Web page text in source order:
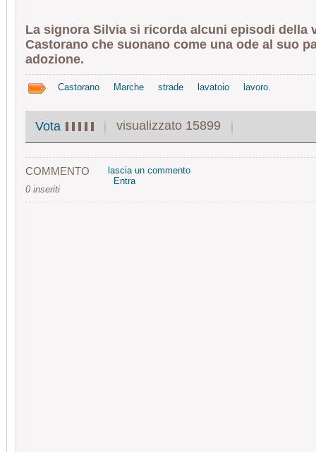
La signora Silvia si ricorda alcuni episodi della
Castorano che suonano come una ode al suo
adozione.
Castorano Marche strade lavatoio lavoro.
Vota visualizzato 15899
COMMENTO
0 inseriti
lascia un commento
Entra